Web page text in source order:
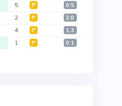
5 Р 0:5
2 Р 2:0
4 Р 1:3
1 Р 0:1